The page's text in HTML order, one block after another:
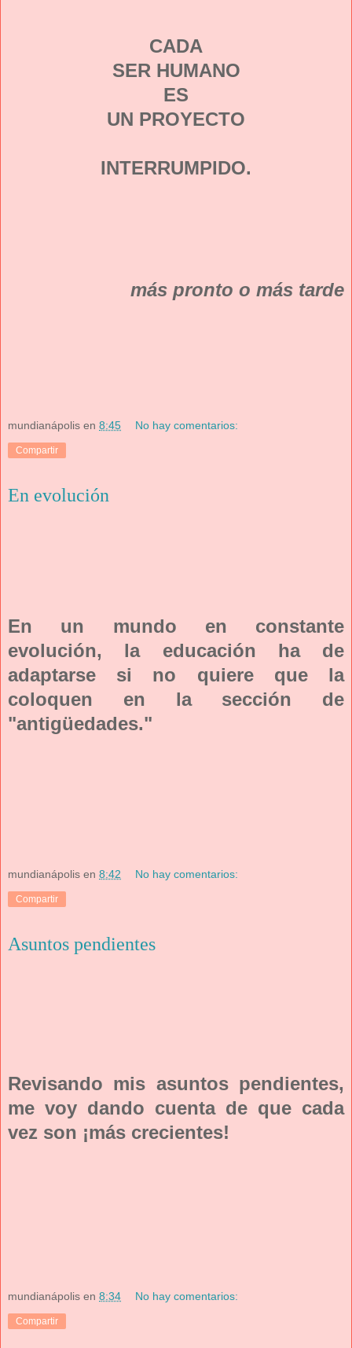
CADA
SER HUMANO
ES
UN PROYECTO
INTERRUMPIDO.
más pronto o más tarde
mundianápolis en 8:45 No hay comentarios:
Compartir
En evolución
En un mundo en constante
evolución, la educación ha de
adaptarse si no quiere que la
coloquen en la sección de
"antigüedades."
mundianápolis en 8:42 No hay comentarios:
Compartir
Asuntos pendientes
Revisando mis asuntos pendientes,
me voy dando cuenta de que cada
vez son ¡más crecientes!
mundianápolis en 8:34 No hay comentarios:
Compartir